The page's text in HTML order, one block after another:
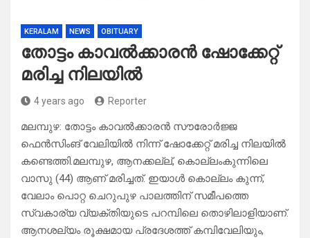
KERALAM NEWS OBITUARY
തോട്ടം കാവൽക്കാരൻ ഷോക്കേറ്റ്
മരിച്ച നിലയിൽ
4 years ago Reporter
മലമ്പുഴ: തോട്ടം കാവൽക്കാരൻ സൗരോർജ്ജ
ഫെൻസിംങ് വേലിയിൽ നിന്ന് ഷോക്കേറ്റ് മരിച്ച നിലയിൽ
കണ്ടെത്തി.മലമ്പുഴ, ആനക്കല്ല്, കൊല്ലംകുന്നിലെ
വാസു (44) ആണ് മരിച്ചത്. ഇയാൾ കൊല്ലം കുന്ന്,
വേലാം പൊറ്റ ചെറുപുഴ പാലത്തിന് സമീപത്തെ
സ്വകാര്യ വ്യക്തിയുടെ പറമ്പിലെ തൊഴിലാളിയാണ്.
ആനശല്യം രൂക്ഷമായ പ്രദേശത്ത് കമ്പിവേലിയും,